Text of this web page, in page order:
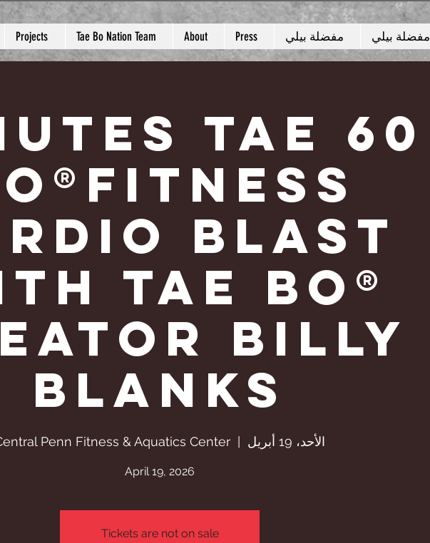
Projects Tae Bo Nation Team About Press مفضلة بيلي مفضلة بيلي
TAE
BLAST
TAE BO®
BILLY
BLANKS
الأحد، 19 أبريل Penn Fitness & Aquatics Center
April 19, 2026
Tickets are not on sale